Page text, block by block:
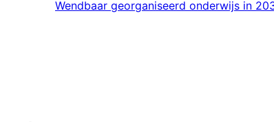
Wendbaar georganiseerd onderwijs in